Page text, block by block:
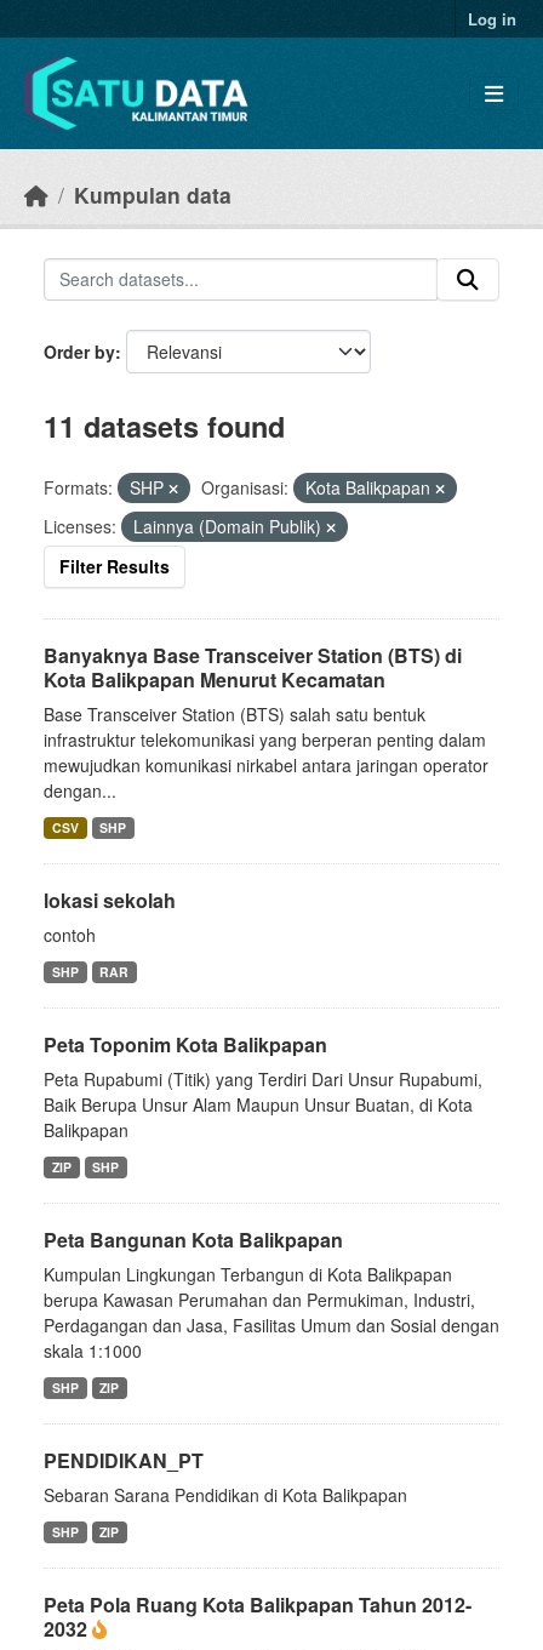
Log in
Kumpulan data
Order by
11 datasets found
Formats: SHP Organisasi:
Kota Balikpapan
Licenses:
Lainnya (Domain Publik)
Filter Results
Banyaknya Base Transceiver Station (BTS) di
Kota Balikpapan Menurut Kecamatan
Base Transceiver Station (BTS) salah satu bentuk
infrastruktur telekomunikasi yang berperan penting dalam
mewujudkan komunikasi nirkabel antara jaringan operator
dengan...
CSV SHP
lokasi sekolah
contoh
SHP RAR
Peta Toponim Kota Balikpapan
Peta Rupabumi (Titik) yang Terdiri Dari Unsur Rupabumi,
Baik Berupa Unsur Alam Maupun Unsur Buatan, di Kota
Balikpapan
ZIP SHP
Peta Bangunan Kota Balikpapan
Kumpulan Lingkungan Terbangun di Kota Balikpapan
berupa Kawasan Perumahan dan Permukiman, Industri,
Perdagangan dan Jasa, Fasilitas Umum dan Sosial dengan
skala 1:1000
SHP ZIP
PENDIDIKAN_PT
Sebaran Sarana Pendidikan di Kota Balikpapan
SHP ZIP
Peta Pola Ruang Kota Balikpapan Tahun 2012-
2032